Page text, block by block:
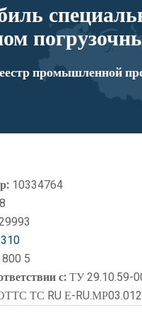
КАМАЗ 65117
номер
промышленной
10334764
5
с:ТУ 29.10.59-
ТС RU Е-